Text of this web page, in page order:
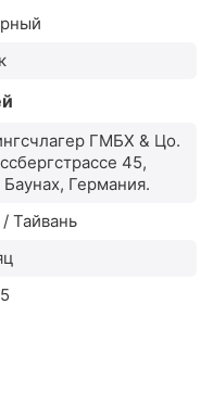
ГМБХ & Цо.
45,
Баунах, Германия.
Тайвань